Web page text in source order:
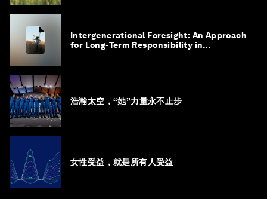
Intergenerational Foresight: An Approach
for Long-Term Responsibility in
浩瀚太空，“她”力量永不止步
女性受益，就是所有人受益